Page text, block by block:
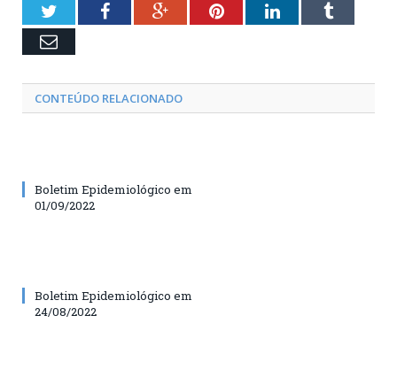
TwitterFacebookGoogle+PinterestLinkedInTumblr
Email
CONTEÚDO RELACIONADO
Boletim Epidemiológico em
01/09/2022
Boletim Epidemiológico em
24/08/2022